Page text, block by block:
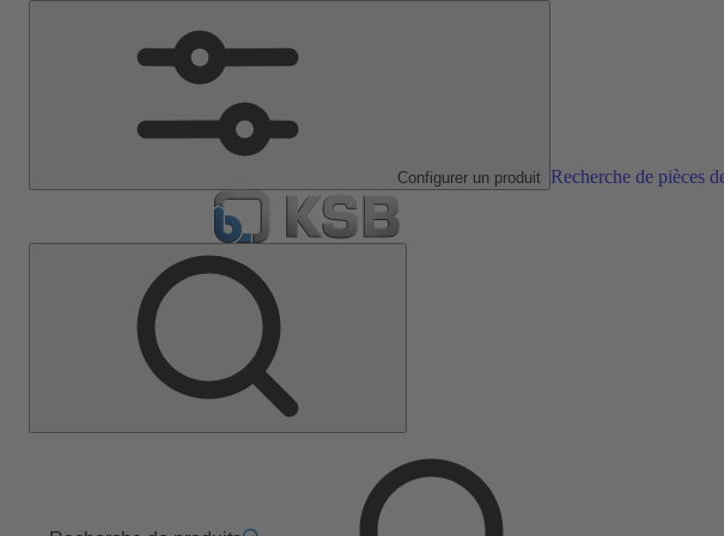
Configurer un produit Recherche de pièces